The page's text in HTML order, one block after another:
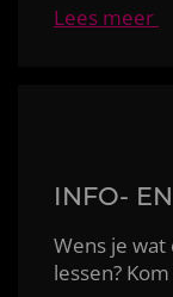
Lees meer
INFO-
Wens je wat
lessen?